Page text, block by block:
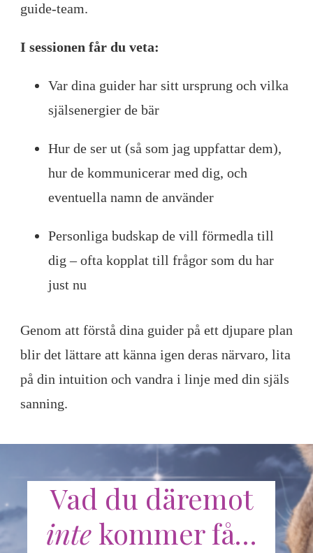
guide-team.
I sessionen får du veta:
Var dina guider har sitt ursprung och vilka
själsenergier de bär
Hur de ser ut (så som jag uppfattar dem),
hur de kommunicerar med dig, och
eventuella namn de använder
Personliga budskap de vill förmedla till
dig – ofta kopplat till frågor som du har
just nu
Genom att förstå dina guider på ett djupare plan
blir det lättare att känna igen deras närvaro, lita
på din intuition och vandra i linje med din själs
sanning.
Vad du däremot
inte kommer få…